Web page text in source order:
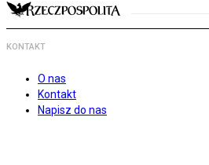
KONTAKT
O nas
Kontakt
Napisz do nas